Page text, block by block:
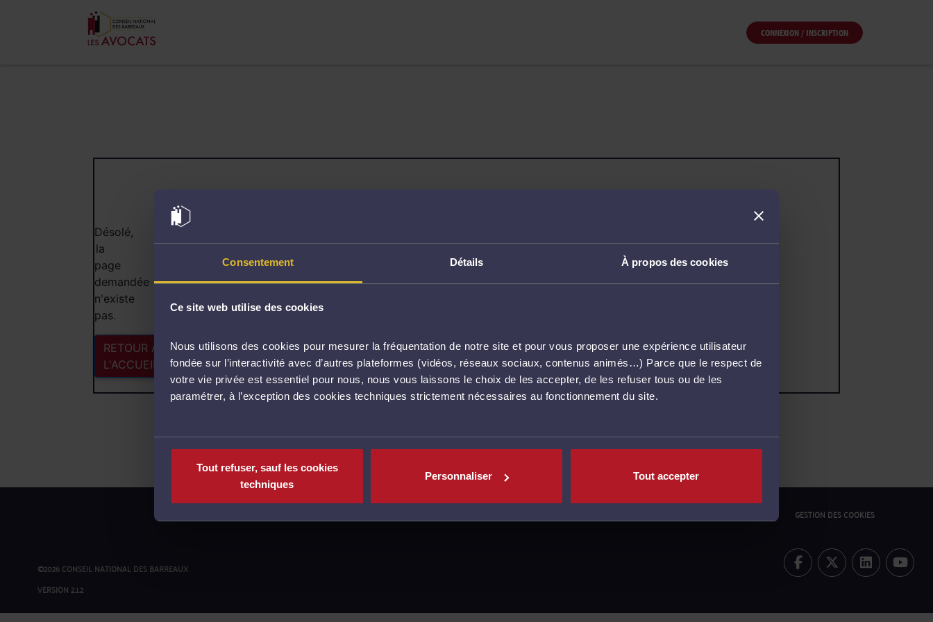
Consentement Détails À propos des cookies
Ce site web utilise des cookies
Nous utilisons des cookies pour mesurer la fréquentation de notre site et pour vous proposer une expérience utilisateur
fondée sur l’interactivité avec d’autres plateformes (vidéos, réseaux sociaux, contenus animés…) Parce que le respect de
votre vie privée est essentiel pour nous, nous vous laissons le choix de les accepter, de les refuser tous ou de les
paramétrer, à l’exception des cookies techniques strictement nécessaires au fonctionnement du site.
Tout refuser, sauf les cookies
techniques
Personnaliser Tout accepter
CONNEXION / INSCRIPTION
404
Désolé,
la
page
demandée
n'existe
pas.
RETOUR À
L'ACCUEIL
GESTION DES COOKIES
©2026 CONSEIL NATIONAL DES BARREAUX
VERSION 2.1.2